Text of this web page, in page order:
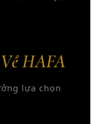
HAFA
lựa chọn